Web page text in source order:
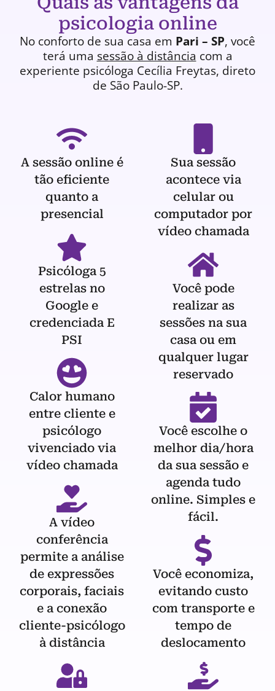
psicologia online
No conforto de sua casa em Pari – SP, você
terá uma sessão à distância com a
experiente psicóloga Cecília Freytas, direto
de São Paulo-SP.
A sessão online é
tão eficiente
quanto a
presencial
Psicóloga 5
estrelas no
Google e
credenciada E
PSI
Calor humano
entre cliente e
psicólogo
vivenciado via
vídeo chamada
A vídeo
conferência
permite a análise
de expressões
corporais, faciais
e a conexão
cliente-psicólogo
à distância
Sua sessão
acontece via
celular ou
computador por
vídeo chamada
Você pode
realizar as
sessões na sua
casa ou em
qualquer lugar
reservado
Você escolhe o
melhor dia/hora
da sua sessão e
agenda tudo
online. Simples e
fácil.
Você economiza,
evitando custo
com transporte e
tempo de
deslocamento